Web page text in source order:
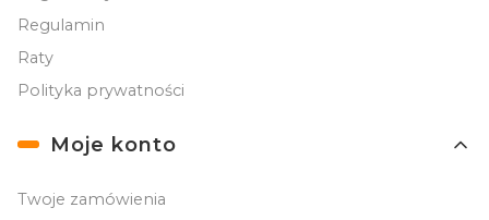
Regulamin
Raty
Polityka prywatności
Moje konto
Twoje zamówienia